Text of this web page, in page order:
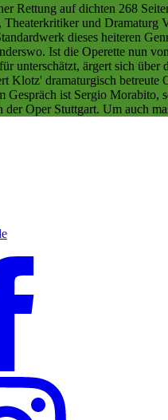
Rettung auf dichten 268
Theaterkritiker und
dieses heiteren
Ist die Operette nun
unterschätzt, ärgert sich
Klotz' dramaturgisch betreute
ist Sergio Morabito,
Oper Stuttgart. Um auch